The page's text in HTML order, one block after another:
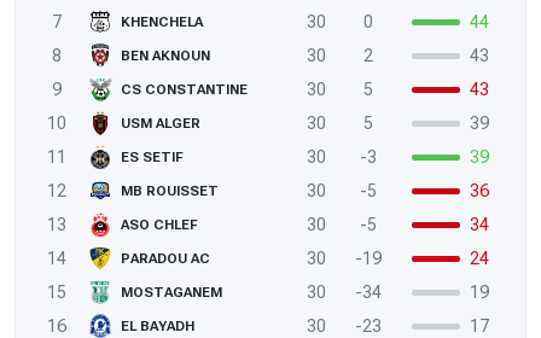
7
KHENCHELA 30 0
44
8
BEN AKNOUN 30 2
43
9
CS CONSTANTINE 30 5
43
10
USM ALGER 30 5
39
11
ES SETIF 30 -3
39
12
MB ROUISSET 30 -5
36
13
ASO CHLEF 30 -5
34
14
PARADOU AC 30 -19
24
15
MOSTAGANEM 30 -34
19
16
EL BAYADH 30 -23 17